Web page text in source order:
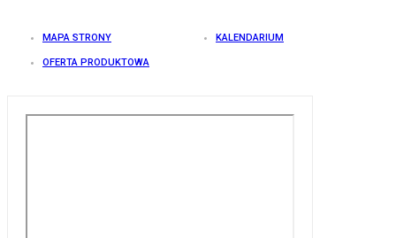
MAPA STRONY KALENDARIUM
OFERTA PRODUKTOWA